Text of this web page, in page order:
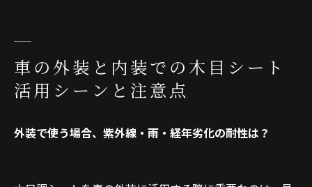
車の外装と内装での木目シート
活用シーンと注意点
外装で使う場合、紫外線・雨・経年劣化の耐性は？